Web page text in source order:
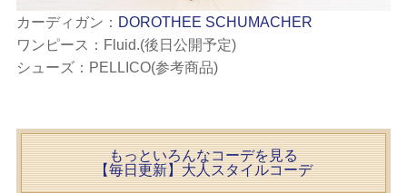
カーディガン： DOROTHEE SCHUMACHER
ワンピース：Fluid.(後日公開予定)
シューズ：PELLICO(参考商品)
もっといろんなコーデを見る
【毎日更新】大人スタイルコーデ